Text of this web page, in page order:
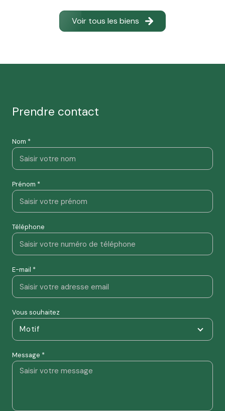
Voir tous les biens
prendre contact
Nom *
Prénom *
Téléphone
E-mail *
Vous souhaitez
Motif
Message *